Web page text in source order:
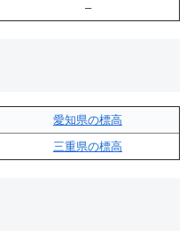
–
愛知県の標高
三重県の標高